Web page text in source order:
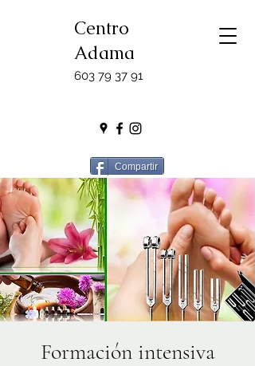
Centro
Adama
603 79 37 91
Compartir
Formación intensiva